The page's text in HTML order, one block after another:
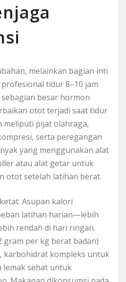
melainkan bagian inti
tidur 8–10 jam
besar hormon
otot terjadi saat tidur
meliputi pijat olahraga,
serta peregangan
yang menggunakan alat
atau alat getar untuk
otot setelah latihan berat.
Asupan kalori
latihan harian—lebih
rendah di hari ringan.
gram per kg berat badan)
karbohidrat kompleks untuk
lemak sehat untuk